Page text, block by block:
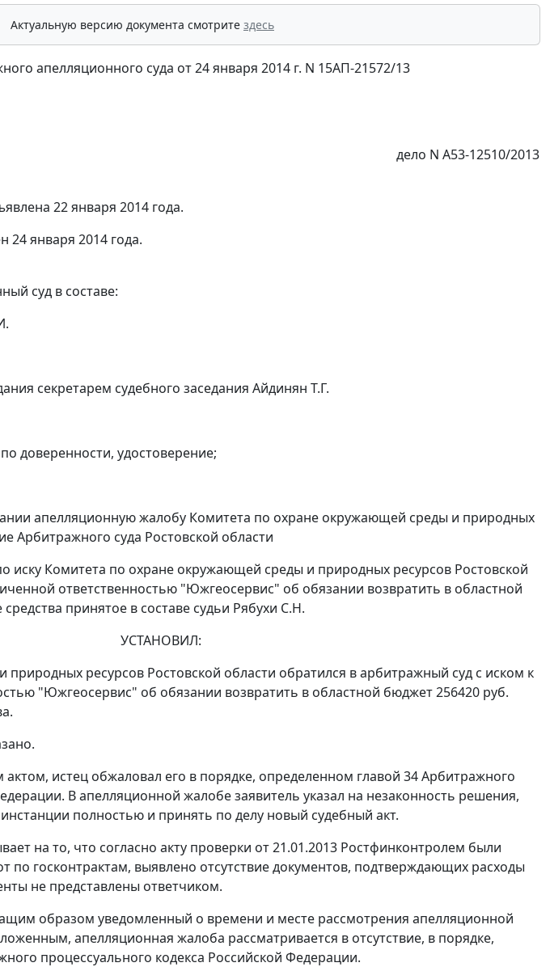
Актуальную версию документа смотрите здесь
апелляционного суда от 24 января 2014 г. N 15АП-21572/13
дело N А53-12510/2013
22 января 2014 года.
24 января 2014 года.
суд в составе:
секретарем судебного заседания Айдинян Т.Г.
доверенности, удостоверение;
апелляционную жалобу Комитета по охране окружающей среды и природных
Арбитражного суда Ростовской области
иску Комитета по охране окружающей среды и природных ресурсов Ростовской
ответственностью "Южгеосервис" об обязании возвратить в областной
принятое в составе судьи Рябухи С.Н.
УСТАНОВИЛ:
ресурсов Ростовской области обратился в арбитражный суд с иском к
"Южгеосервис" об обязании возвратить в областной бюджет 256420 руб.
истец обжаловал его в порядке, определенном главой 34Арбитражного
В апелляционной жалобе заявитель указал на незаконность решения,
полностью и принять по делу новый судебный акт.
на то, что согласно акту проверки от 21.01.2013 Ростфинконтролем были
госконтрактам, выявлено отсутствие документов, подтверждающих расходы
не представлены ответчиком.
образом уведомленный о времени и месте рассмотрения апелляционной
апелляционная жалоба рассматривается в отсутствие, в порядке,
процессуального кодекса Российской Федерации.